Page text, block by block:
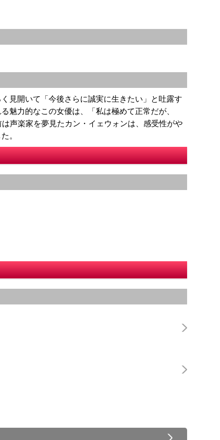
見開いて「今後さらに誠実に生きたい」と吐露す
魅力的なこの女優は、「私は極めて正常だが、
声楽家を夢見たカン・イェウォンは、感受性がや
。